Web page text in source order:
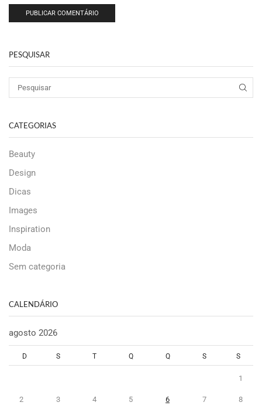
PESQUISAR
CATEGORIAS
Beauty
Design
Dicas
Images
Inspiration
Moda
Sem categoria
CALENDÁRIO
agosto 2026
D S T Q Q S S
1
2 3 4 5 6 7 8